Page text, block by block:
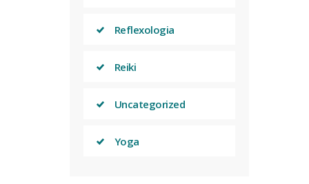
Reflexologia
Reiki
Uncategorized
Yoga